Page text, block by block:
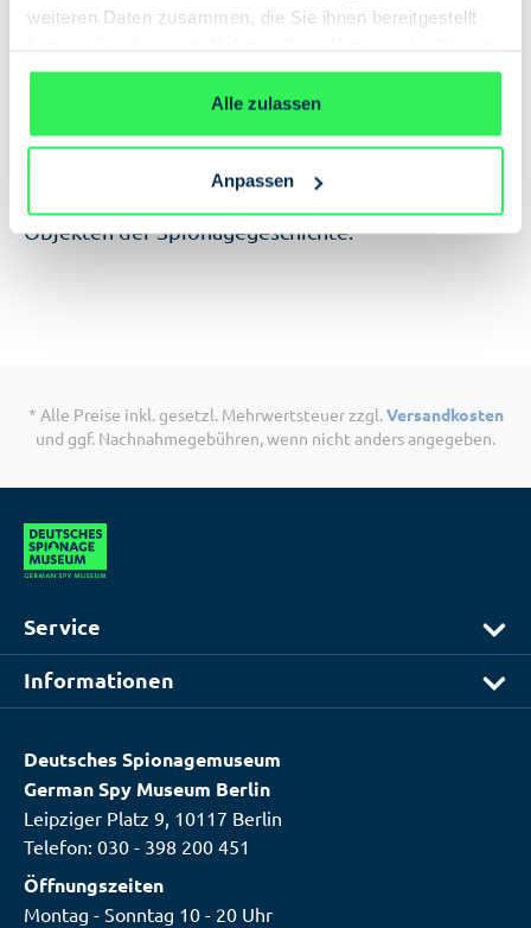
weiteren Daten zusammen, die Sie ihnen bereitgestellt
gesammelt haben.Datenschutzerklärung
Alle zulassen
Anpassen
Souvenirs aus der Schattenwelt der Agenten?
Verschicken Sie Ihre (hoffentlich verschlüsselten)
Objekten der Spionagegeschichte.
* Alle Preise inkl. gesetzl. Mehrwertsteuer zzgl.Versandkosten
und ggf. Nachnahmegebühren, wenn nicht anders angegeben.
Service
Informationen
Deutsches Spionagemuseum
German Spy Museum Berlin
Leipziger Platz 9, 10117 Berlin
Telefon: 030 - 398 200 451
Öffnungszeiten
Montag - Sonntag 10 - 20 Uhr